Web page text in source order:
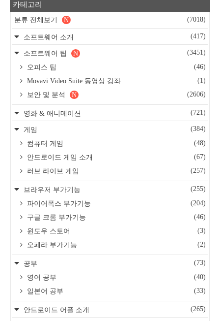
카테고리
분류 전체보기 (7018)
N
소프트웨어 소개 (417)
소프트웨어 팁 (3451)
N
오피스 팁
(46)
Movavi Video Suite 동영상 강좌
(1)
보안 및 분석
(2606)
N
영화 & 애니메이션 (721)
게임
(384)
컴퓨터 게임
(48)
안드로이드 게임 소개
(67)
러브 라이브 게임
(257)
브라우저 부가기능
(255)
파이어폭스 부가기능
(204)
구글 크롬 부가기능
(46)
윈도우 스토어
(3)
오페라 부가기능
(2)
공부
(73)
영어 공부
(40)
일본어 공부
(33)
안드로이드 어플 소개 (265)